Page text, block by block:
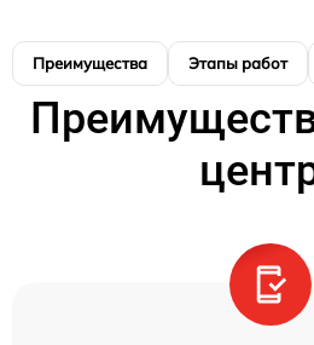
Преимущества Этапы работ